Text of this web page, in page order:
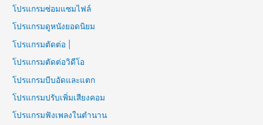
โปรแกรมซ่อมแซมไฟล์
โปรแกรมดูหนังยอดนิยม
โปรแกรมตัดต่อ |
โปรแกรมตัดต่อวิดีโอ
โปรแกรมบีบอัดและแตก
โปรแกรมปรับเพิ่มเสียงคอม
โปรแกรมฟังเพลงในตำนาน